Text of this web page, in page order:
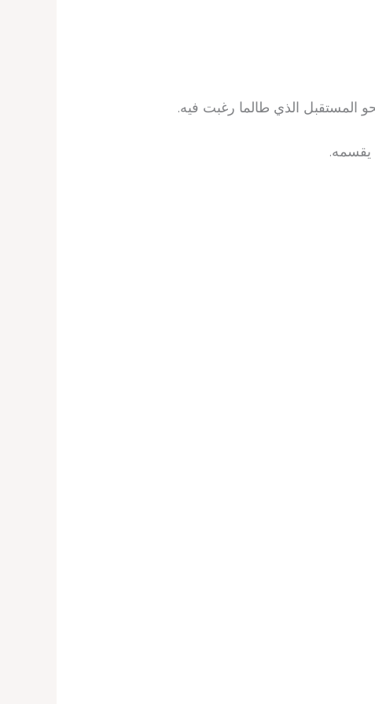
المستقبل الذي طالما رغبت فيه.
يقسمه.